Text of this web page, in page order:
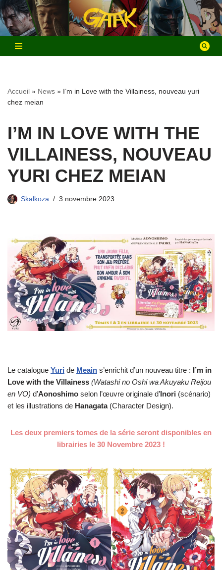
Aller
au
contenu
Accueil » News » I’m in Love with the Villainess, nouveau yuri
chez meian
I’M IN LOVE WITH THE
VILLAINESS, NOUVEAU
YURI CHEZ MEIAN
Skalkoza 3 novembre 2023
Le catalogue Yuri de Meain s’enrichit d’un nouveau titre : I’m in
Love with the Villainess (Watashi no Oshi wa Akuyaku Reijou
en VO) d’Aonoshimo selon l’œuvre originale d’ Inori (scénario)
et les illustrations de Hanagata(Character Design).
Les deux premiers tomes de la série seront disponibles en
librairies le 30 Novembre 2023 !